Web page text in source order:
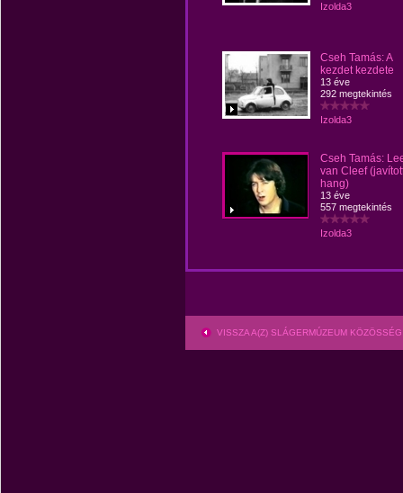
Izolda3
Cseh Tamás: A
kezdet kezdete
13 éve
292 megtekintés
Izolda3
Cseh Tamás:
van Cleef
hang)
13 éve
557 megtekintés
Izolda3
VISSZA A(Z) SLÁGERMÚZEUM